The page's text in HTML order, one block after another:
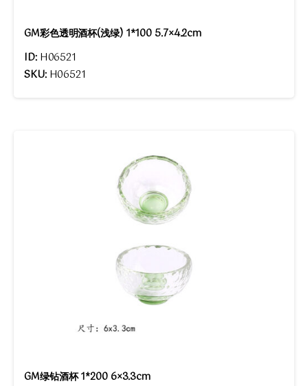
GM彩色透明酒杯(浅绿) 1*100 5.7×4.2cm
ID: H06521
SKU: H06521
GM绿钻酒杯 1*200 6×3.3cm